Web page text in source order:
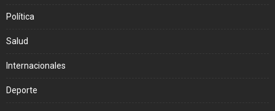
Política
Salud
Internacionales
Deporte